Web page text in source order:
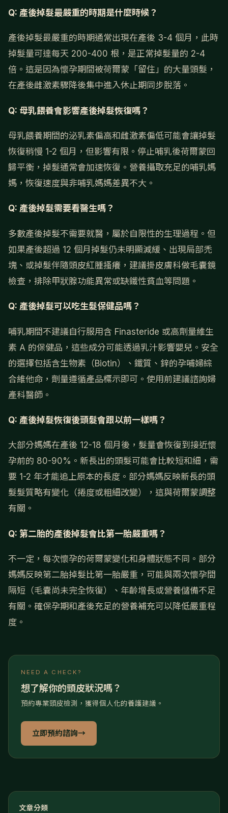
Q: 產後掉髮最嚴重的時期是什麼時候？
產後掉髮最嚴重的時期通常出現在產後 3-4 個月，此時
掉髮量可達每天 200-400 根，是正常掉髮量的 2-4
倍。這是因為懷孕期間被荷爾蒙「留住」的大量頭髮，
在產後雌激素驟降後集中進入休止期同步脫落。
Q: 母乳餵養會影響產後掉髮恢復嗎？
母乳餵養期間的泌乳素偏高和雌激素偏低可能會讓掉髮
恢復稍慢 1-2 個月，但影響有限。停止哺乳後荷爾蒙回
歸平衡，掉髮通常會加速恢復。營養攝取充足的哺乳媽
媽，恢復速度與非哺乳媽媽差異不大。
Q: 產後掉髮需要看醫生嗎？
多數產後掉髮不需要就醫，屬於自限性的生理過程。但
如果產後超過 12 個月掉髮仍未明顯減緩、出現局部禿
塊、或掉髮伴隨頭皮紅腫搔癢，建議掛皮膚科做毛囊鏡
檢查，排除甲狀腺功能異常或缺鐵性貧血等問題。
Q: 產後掉髮可以吃生髮保健品嗎？
哺乳期間不建議自行服用含 Finasteride 或高劑量維生
素 A 的保健品，這些成分可能透過乳汁影響嬰兒。安全
的選擇包括含生物素（Biotin）、鐵質、鋅的孕哺婦綜
合維他命，劑量遵循產品標示即可。使用前建議諮詢婦
產科醫師。
Q: 產後掉髮恢復後頭髮會跟以前一樣嗎？
大部分媽媽在產後 12-18 個月後，髮量會恢復到接近懷
孕前的 80-90%。新長出的頭髮可能會比較短和細，需
要 1-2 年才能追上原本的長度。部分媽媽反映新長的頭
髮髮質略有變化（捲度或粗細改變），這與荷爾蒙調整
有關。
Q: 第二胎的產後掉髮會比第一胎嚴重嗎？
不一定，每次懷孕的荷爾蒙變化和身體狀態不同。部分
媽媽反映第二胎掉髮比第一胎嚴重，可能與兩次懷孕間
隔短（毛囊尚未完全恢復）、年齡增長或營養儲備不足
有關。確保孕期和產後充足的營養補充可以降低嚴重程
度。
NEED A CHECK?
想了解你的頭皮狀況嗎？
預約專業頭皮檢測，獲得個人化的養護建議。
立即預約諮詢→
文章分類